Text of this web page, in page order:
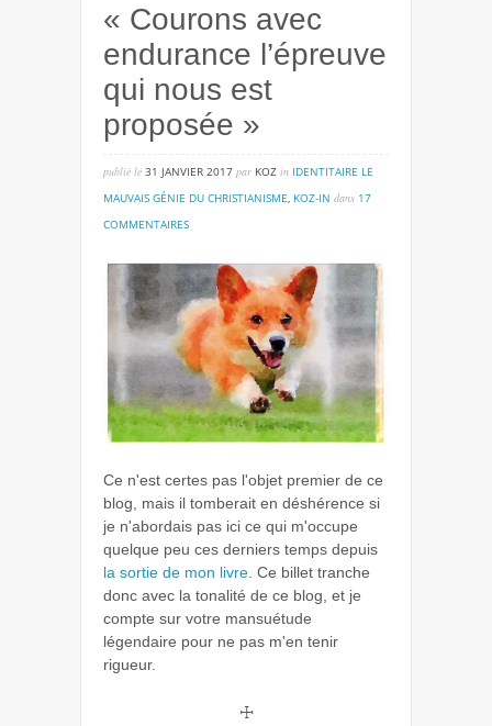
« Courons avec
endurance l’épreuve
qui nous est
proposée »
publié lé 31 JANVIER 2017 par KOZ in IDENTITAIRE LE
MAUVAIS GÉNIE DU CHRISTIANISME KOZ-IN dans 17
COMMENTAIRESsur
avec
endurance
l’épreuve
qui
nous
est
proposée »
Ce n'est certes pas l'objet premier de ce
blog, mais il tomberait en déshérence si
je n'abordais pas ici ce qui m'occupe
quelque peu ces derniers temps depuis
la sortie de mon livre . Ce billet tranche
donc avec la tonalité de ce blog, et je
compte sur votre mansuétude
légendaire pour ne pas m'en tenir
rigueur.
☩